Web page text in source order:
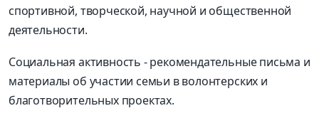
спортивной, творческой, научной и общественной
деятельности.
Социальная активность - рекомендательные письма и
материалы об участии семьи в волонтерских и
благотворительных проектах.